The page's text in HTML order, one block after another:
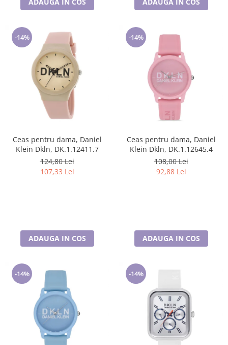
-14%
Ceas pentru dama, Daniel
Klein Dkln, DK.1.12411.7
124,80 Lei
107,33 Lei
ADAUGA IN COS
-14%
Ceas pentru dama, Daniel
Klein Dkln, DK.1.12645.4
108,00 Lei
92,88 Lei
ADAUGA IN COS
-14% -14%